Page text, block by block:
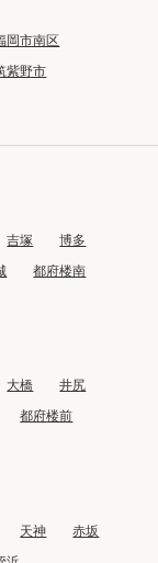
岡市南区
紫野市
吉塚
博多
都府楼南
大橋
井尻
都府楼前
天神
赤坂